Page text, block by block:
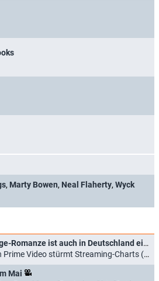
, Marty Bowen, Neal Flaherty, Wyck
"Off Campus": Neue College-Romanze ist auch in Deutschland ein großer Serien-Hit
Video stürmt Streaming-Charts (02.06.2026)
Mai